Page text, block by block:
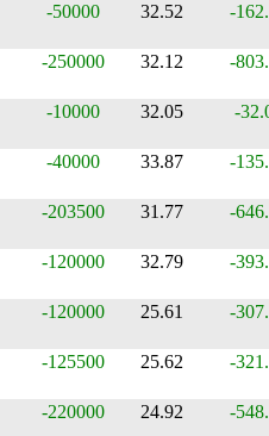
-50000 32.52 -
-250000 32.12 -
-10000 32.05 -
-40000 33.87 -
-203500 31.77 -
-120000 32.79 -
-120000 25.61 -
-125500 25.62 -
-220000 24.92 -